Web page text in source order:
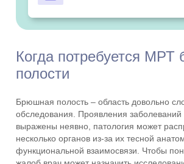
Когда потребуется
полости
Брюшная полость – область довольно
обследования. Проявления заболеваний
выражены неявно, патология может
несколько органов из-за их тесной
функциональной взаимосвязи. Чтобы